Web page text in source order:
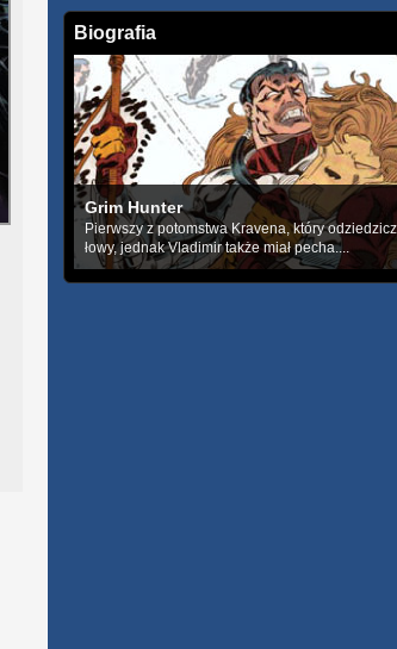
Biografia
Grim Hunter
Pierwszy z potomstwa Kravena, który
łowy, jednak Vladimir także miał pecha....